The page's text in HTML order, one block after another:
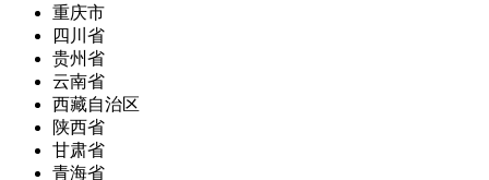
重庆市
四川省
贵州省
云南省
西藏自治区
陕西省
甘肃省
青海省